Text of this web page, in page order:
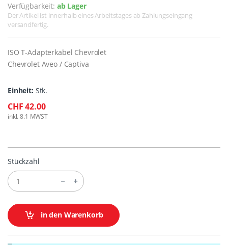
Verfügbarkeit: ab Lager
Der Artikel ist innerhalb eines Arbeitstages ab Zahlungseingang
versandfertig.
ISO T-Adapterkabel Chevrolet
Chevrolet Aveo / Captiva
Einheit: Stk.
CHF 42.00
inkl. 8.1 MWST
Stückzahl
in den Warenkorb